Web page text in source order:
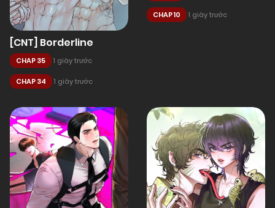
[CNT] Borderline
CHAP 35 1 giây trước
CHAP 34 1 giây trước
CHAP 10 1 giây trước